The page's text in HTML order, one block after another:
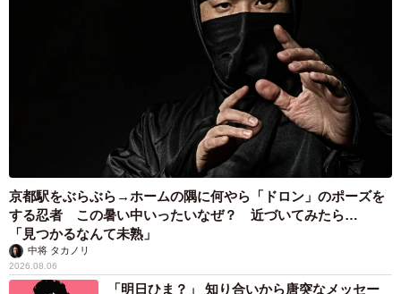
られていると思いますか」と全回答者に尋ねたところ、
「正しい知識が得られている」と答えた割合は、男子高校
生で48.0％、女子高校生は54.0％だったのに対し、親は3割
以下にとどまり、中でも男子高校生の父親は19.0％と最も
最後に、「生殖や性に関する情報源（人や機関。メディア
は含まず）」を教えてもらったところ、男子高校生は「友
人・知人」（31.0％）、女子高校生は「学校の先生（養護
教諭以外）」（43.0％）が最多に。
また、生殖や性に関する情報を得る際のメディアについて
京都駅をぶらぶら→ホームの隅に何やら「ドロン」のポーズを
する忍者 この暑い中いったいなぜ？ 近づいてみたら…
「見つかるなんて未熟」
中将 タカノリ
2026.08.06
「明日ひま？」 知り合いから唐突なメッセー